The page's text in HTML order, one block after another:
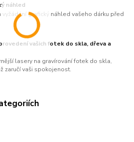
náhled
vyžádání grafický náhled vašeho dárku před
vašich fotek do skla, dřeva a
lasery na gravírování fotek do skla,
zaručí vaši spokojenost.